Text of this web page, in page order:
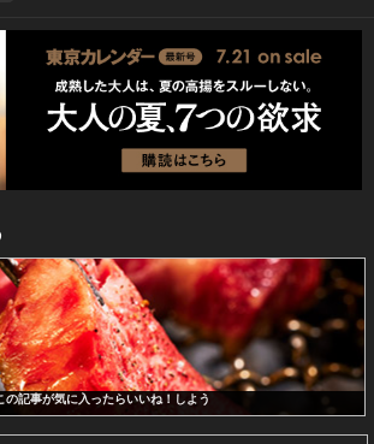
の記事が気に入ったらいいね！しよう